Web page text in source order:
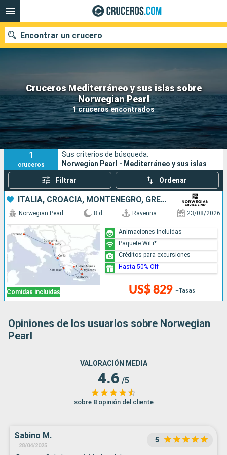
Cruceros Mediterráneo y sus islas sobre
Norwegian Pearl
1 cruceros encontrados
Encontrar un crucero
Nuestros destinos
Fecha de salida
Puertos Compañías
Buscar
1
cruceros
Sus criterios de búsqueda:
Norwegian Pearl - Mediterráneo y sus islas
Filtrar Ordenar
ITALIA, CROACIA, MONTENEGRO, GRECIA
Comidas incluidas
Norwegian Pearl 8 d Ravenna 23/08/2026
US$ 829 +Tasas
Animaciones Incluidas
Paquete WiFi*
Créditos para excursiones
Hasta 50% Off
Opiniones de los usuarios sobre Norwegian
Pearl
VALORACIÓN MEDIA
4.6 /5
sobre 8 opinión del cliente
Sabino M.
28/04/2025
5